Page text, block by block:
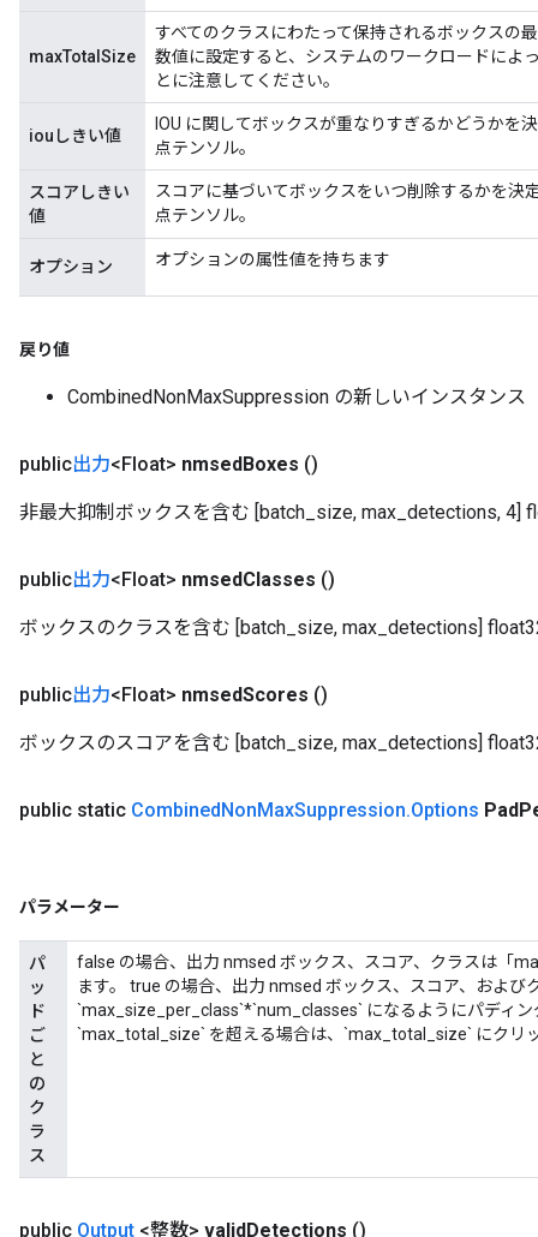
maxTotalSize
すべてのクラスにわたって保持されるボックスの
数値に設定すると、システムのワークロードによ
とに注意してください。
iouしきい値
IOU に関してボックスが重なりすぎるかどうかを
点テンソル。
スコアしきい
値
スコアに基づいてボックスをいつ削除するかを決
点テンソル。
オプション オプションの属性値を持ちます
戻り値
CombinedNonMaxSuppression の新しいインスタンス
public出力<Float> nmsedBoxes ()
非最大抑制ボックスを含む [batch_size, max_detections, 4]
public出力<Float> nmsedClasses ()
ボックスのクラスを含む [batch_size, max_detections]
public出力<Float> nmsedScores ()
ボックスのスコアを含む [batch_size, max_detections]
public static CombinedNonMaxSuppression.Options Pad
パラメーター
パ
ッ
ド
ご
と
の
ク
ラ
ス
false の場合、出力 nmsed ボックス、スコア、クラスは「
ます。 true の場合、出力 nmsed ボックス、スコア、および
`max_size_per_class`*`num_classes` になるようにパディ
`max_total_size` を超える場合は、`max_total_size` にクリ
public Output <整数> validDetections ()